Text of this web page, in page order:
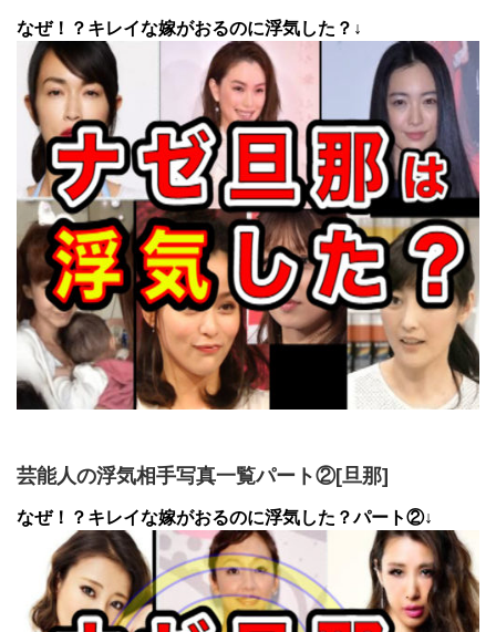
なぜ！？キレイな嫁がおるのに浮気した？↓
芸能人の浮気相手写真一覧パート②[旦那]
なぜ！？キレイな嫁がおるのに浮気した？パート②↓